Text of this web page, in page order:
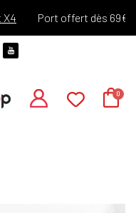
Port offert dès 69€